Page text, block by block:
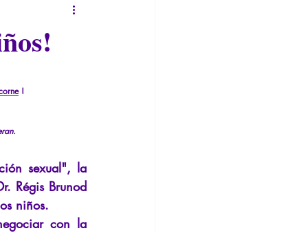
!
sexual", la
Régis Brunod
niños.
con la